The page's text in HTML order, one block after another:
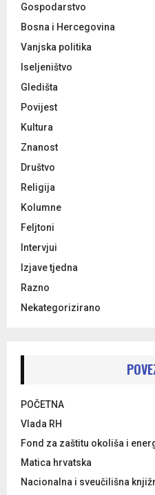
Gospodarstvo
Bosna i Hercegovina
Vanjska politika
Iseljeništvo
Gledišta
Povijest
Kultura
Znanost
Društvo
Religija
Kolumne
Feljtoni
Intervjui
Izjave tjedna
Razno
Nekategorizirano
POČETNA
Vlada RH
Fond za zaštitu okoliša i
Matica hrvatska
Nacionalna i sveučilišna